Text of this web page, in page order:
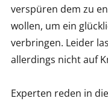
verspüren dem zu
wollen, um ein
verbringen. Leider
allerdings nicht auf
Experten reden in